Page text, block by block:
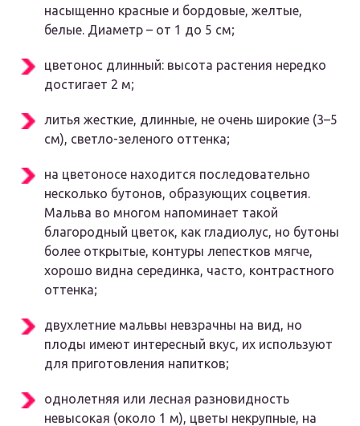
насыщенно красные и бордовые, желтые,
белые. Диаметр – от 1 до 5 см;
цветонос длинный: высота растения нередко
достигает 2 м;
литья жесткие, длинные, не очень широкие (3–5
см), светло-зеленого оттенка;
на цветоносе находится последовательно
несколько бутонов, образующих соцветия.
Мальва во многом напоминает такой
благородный цветок, как гладиолус, но бутоны
более открытые, контуры лепестков мягче,
хорошо видна серединка, часто, контрастного
оттенка;
двухлетние мальвы невзрачны на вид, но
плоды имеют интересный вкус, их используют
для приготовления напитков;
однолетняя или лесная разновидность
невысокая (около 1 м), цветы некрупные, на